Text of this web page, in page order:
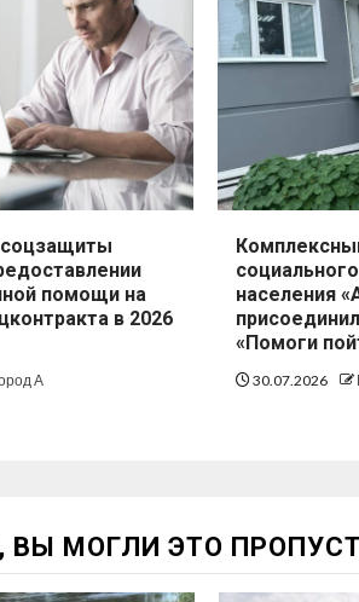
соцзащиты
помощи на
в 2026
А
населения
«Помоги
30.07.2026
МОГЛИ ЭТО